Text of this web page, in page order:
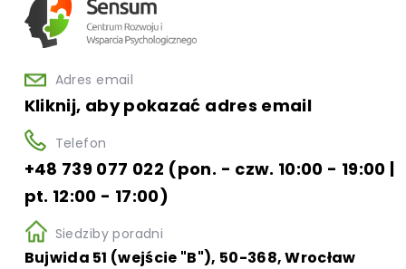
Adres email
Kliknij, aby pokazać adres email
Telefon
+48 739 077 022 (pon. - czw. 10:00 - 19:00 |
pt. 12:00 - 17:00)
Siedziby poradni
Bujwida 51 (wejście "B"), 50-368, Wrocław